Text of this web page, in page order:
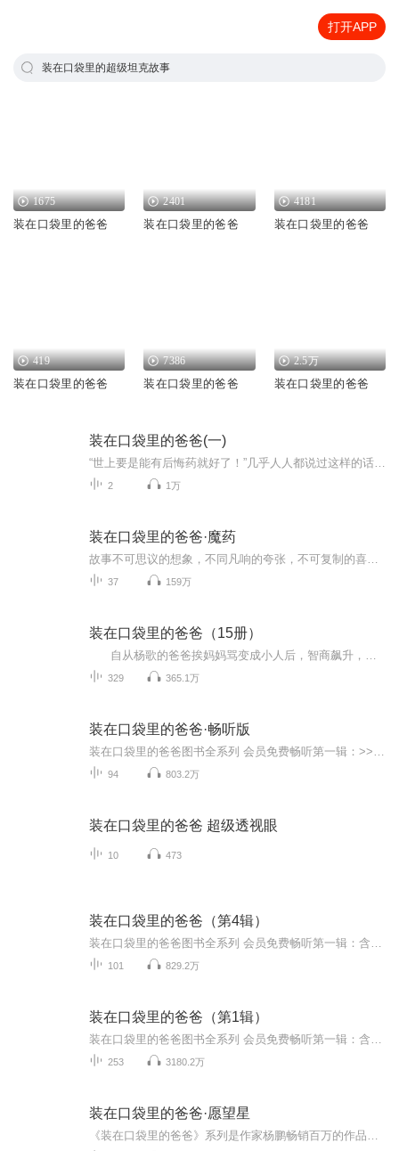
打开APP
装在口袋里的超级坦克故事
1675
装在口袋里的爸爸
2401
装在口袋里的爸爸
4181
装在口袋里的爸爸
419
装在口袋里的爸爸
7386
装在口袋里的爸爸
2.5万
装在口袋里的爸爸
装在口袋里的爸爸(一)
2 1万
装在口袋里的爸爸·魔药
37 159万
装在口袋里的爸爸（15册）
329 365.1万
装在口袋里的爸爸·畅听版
94 803.2万
装在口袋里的爸爸 超级透视眼
10 473
装在口袋里的爸爸（第4辑）
101 829.2万
装在口袋里的爸爸（第1辑）
253 3180.2万
装在口袋里的爸爸·愿望星